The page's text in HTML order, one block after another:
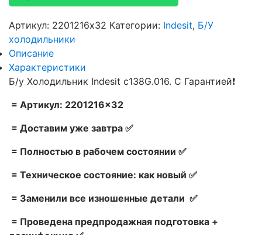
Артикул: 2201216x32 Категории: Indesit, Б/У
холодильники
Описание
Характеристики
Б/у Холодильник Indesit c138G.016. С Гарантией❗
= Артикул: 2201216×32
= Доставим уже завтра ✅
= Полностью в рабочем состоянии ✅
= Техническое состояние: как новый ✅
= Заменили все изношенные детали ✅
= Проведена предпродажная подготовка +